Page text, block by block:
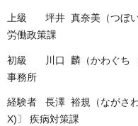
上級 坪井 真奈美（つぼ
労働政策課
初級 川口 麟（かわぐち
事務所
経験者 長澤 裕規（ながさ
X)〕 疾病対策課